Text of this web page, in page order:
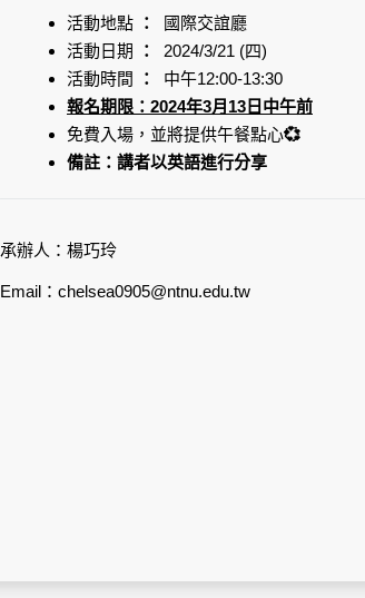
活動地點 ：
國際交誼廳
活動日期
：
2024/3/21 (四)
活動時間
：
中午12:00-13:30
報名期限：2024年3月13日中午前
免費入場，並將提供午餐點心💞
備註：講者以英語進行分享
承辦人：楊巧玲
Email：chelsea0905@ntnu.edu.tw